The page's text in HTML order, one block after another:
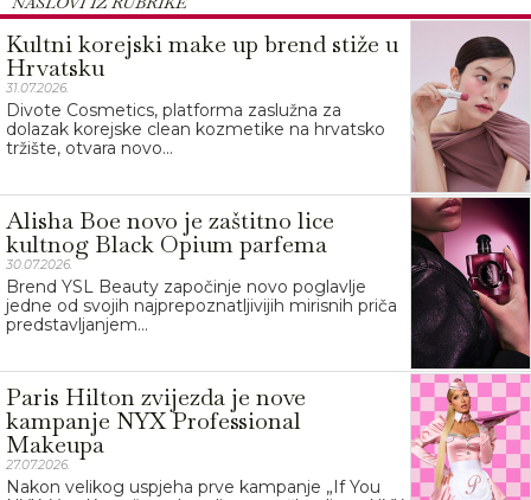
Kultni korejski make up brend stiže u
Hrvatsku
31.07.2026.
Divote Cosmetics, platforma zaslužna za
dolazak korejske clean kozmetike na hrvatsko
tržište, otvara novo...
Alisha Boe novo je zaštitno lice
kultnog Black Opium parfema
30.07.2026.
Brend YSL Beauty započinje novo poglavlje
jedne od svojih najprepoznatljivijih mirisnih priča
predstavljanjem...
Paris Hilton zvijezda je nove
kampanje NYX Professional
Makeupa
27.07.2026.
Nakon velikog uspjeha prve kampanje „If You